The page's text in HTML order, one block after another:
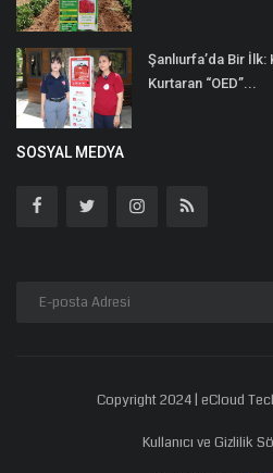
Şanlıurfa’da Bir
Kurtaran “OED”...
SOSYAL MEDYA
Copyright 2024 | eCloud
Kullanıcı ve Gizlilik